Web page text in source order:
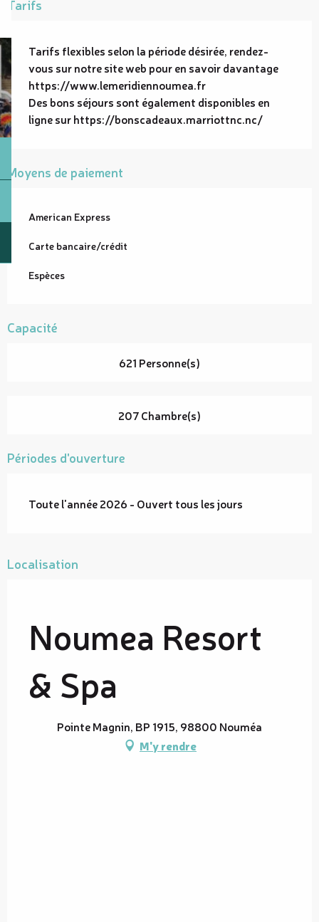
Tarifs
Tarifs flexibles selon la période désirée, rendez-
vous sur notre site web pour en savoir davantage
https://www.lemeridiennoumea.fr
Des bons séjours sont également disponibles en
ligne sur https://bonscadeaux.marriottnc.nc/
Moyens de paiement
American Express
Carte bancaire/crédit
Espèces
Capacité
621 Personne(s)
207 Chambre(s)
Périodes d'ouverture
Toute l'année 2026 - Ouvert tous les jours
Localisation
Noumea Resort
& Spa
Pointe Magnin, BP 1915, 98800 Nouméa
M'y rendre